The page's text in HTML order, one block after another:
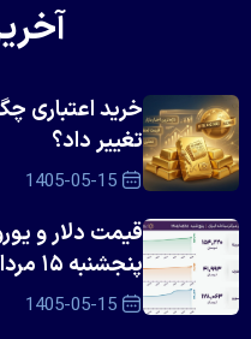
خرید اعتباری
تغییر داد؟
1405-05-15
قیمت دلار و
پنجشنبه ۱۵ مرداد ۱۴۰۵
1405-05-15